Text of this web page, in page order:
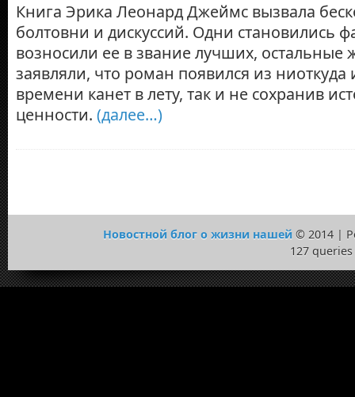
Книга Эрика Леонард Джеймс вызвала
болтовни и дискуссий. Одни становились
возносили ее в звание лучших, остальные
заявляли, что роман появился из ниоткуда
времени канет в лету, так и не сохранив
ценности. (далее…)
Новостной блог о жизни нашей © 2014 |
127